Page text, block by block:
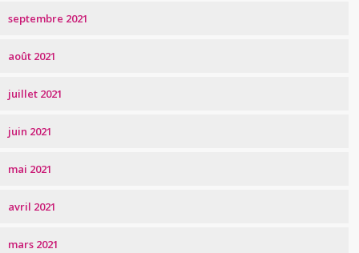
septembre 2021
août 2021
juillet 2021
juin 2021
mai 2021
avril 2021
mars 2021